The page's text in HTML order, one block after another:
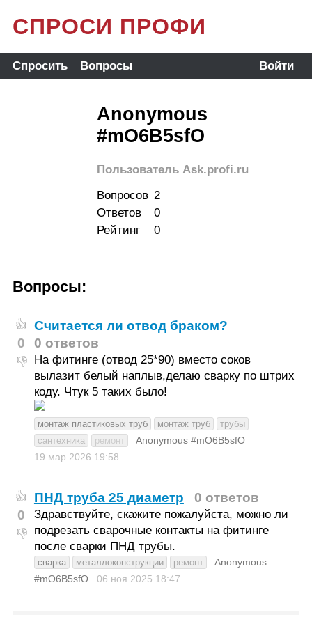
СПРОСИ ПРОФИ
Спросить Вопросы Войти
Anonymous
#mO6B5sfO
Пользователь Ask.profi.ru
Вопросов 2
Ответов
0
Рейтинг
0
Вопросы:
👍
0
👎
Считается ли отвод браком?
0 ответов
На фитинге (отвод 25*90) вместо соков
вылазит белый наплыв,делаю сварку по штрих
коду. Чтук 5 таких было!
монтаж пластиковых труб монтаж труб
трубы
сантехника
ремонт
Anonymous #mO6B5sfO
19 мар 2026 19:58
👍
0
👎
ПНД труба 25 диаметр 0 ответов
Здравствуйте, скажите пожалуйста, можно ли
подрезать сварочные контакты на фитинге
после сварки ПНД трубы.
сварка металлоконструкции ремонт
Anonymous
#mO6B5sfO
06 ноя 2025 18:47